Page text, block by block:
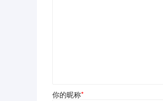
你的昵称*